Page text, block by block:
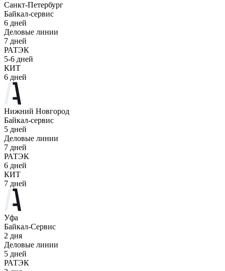
Санкт-Петербург
Байкал-сервис
6 дней
Деловые линии
7 дней
РАТЭК
5-6 дней
КИТ
6 дней
Нижний Новгород
Байкал-сервис
5 дней
Деловые линии
7 дней
РАТЭК
6 дней
КИТ
7 дней
Уфа
Байкал-Сервис
2 дня
Деловые линии
5 дней
РАТЭК